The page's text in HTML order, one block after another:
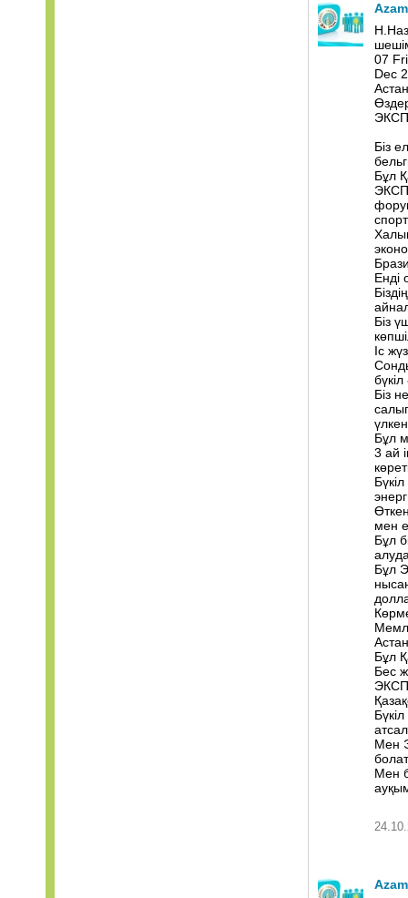
07
Dec
Біз
Бұл
Енді
Біз
Іс
Біз
Бұл
3 ай
мен
Бұл
Бұл
Бұл
Бес
Мен
Мен